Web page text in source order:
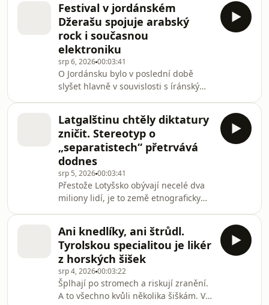
města karet nás zavede zpravodaj
Pavel Polák.Všechny díly podcastu
Zápisník zahraničních zpravodajů
můžete pohodlně poslouchat v
mobilní aplikaci mujRozhlas pro
Android a iOS nebo na webu
mujRozhlas.cz.
Festival v jordánském
Džerašu spojuje arabský
rock i současnou
elektroniku
srp 6, 202600:03:41
O Jordánsku bylo v poslední době
slyšet hlavně v souvislosti s íránskými
armáda sestřelovala rakety, zachovalé
ruiny antického města Džeraš už po
čtyřicáté přivítaly na uměleckém
festivalu hudebníky – převážně ty
arabské. Blízkovýchodní zpravodajka
Jana Karasová si z programu vybrala
koncert místních kapel.Všechny díly
podcastu Záp
Latgalštinu chtěly diktatury
zničit. Stereotyp o
„separatistech“ přetrvává
dodnes
srp 5, 202600:03:41
Přestože Lotyšsko obývají necelé dva
miliony lidí, je to země etnograficky
tradice. Jeden region ale přeci jen
vyčnívá – Latgalsko. Tamní obyvatelé
totiž dodnes používají specifický
dialekt, latgalštinu. Nechybělo přitom
mnoho a autoritářské režimy ve 20.
století mohly tento jazyk zahubit.
Ani knedlíky, ani štrůdl.
Tyrolskou specialitou je likér
z horských šišek
srp 4, 202600:03:22
Šplhají po stromech a riskují zranění.
A to všechno kvůli několika šiškám. V